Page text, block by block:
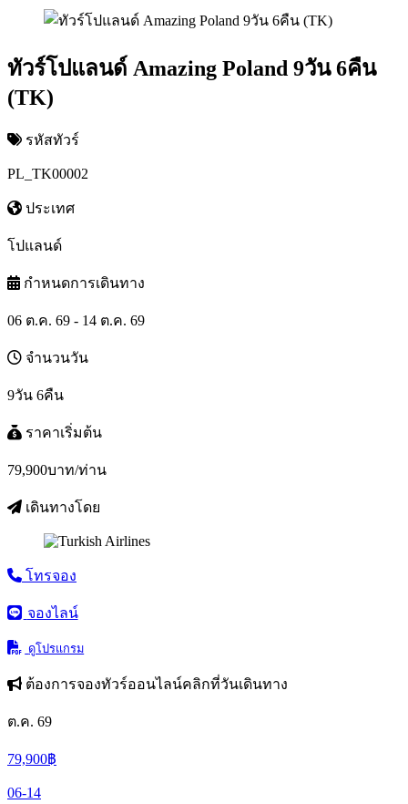
ทัวร์โปแลนด์ Amazing Poland 9วัน 6คืน
(TK)
รหัสทัวร์
PL_TK00002
ประเทศ
โปแลนด์
กำหนดการเดินทาง
06 ต.ค. 69 - 14 ต.ค. 69
จำนวนวัน
9วัน 6คืน
ราคาเริ่มต้น
79,900บาท/ท่าน
เดินทางโดย
โทรจอง
จองไลน์
ดูโปรแกรม
ต้องการจองทัวร์ออนไลน์คลิกที่วันเดินทาง
ต.ค. 69
79,900฿
06-14